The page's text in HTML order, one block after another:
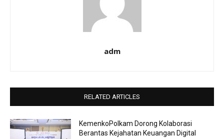
adm
RELATED ARTICLES
KemenkoPolkam Dorong Kolaborasi
Berantas Kejahatan Keuangan Digital